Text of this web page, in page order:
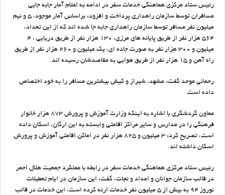
رئیس ستاد مرکزی هماهنگی خدمات سفر در ادامه به اعلام آمار جابه جایی
مسافران توسط سازمان راهداری پرداخت و افزود: براساس آمار موجود، ۵ و نیم
میلیون نفر مسافر توسط سازمان راهداری جابه جا شده اند که از این تعداد،
۵۶۴ هزار نفر از طریق پایانه های مرزی، ۱۳۰ هزار نفر از طریق دریایی ، ۴
میلیون و ۳۰۰ هزار نفر به صورت جاده ای، یک میلیون و ۲۶۰ هزار نفر از طریق
راه آهن و ۱۵ هزار نفر از طریق هوایی به مقاصدشان رسیده اند.
رحمانی موحد گفت: مشهد، شیراز و کیش بیشترین مسافر را به خود اختصاص
داده است.
معاون گردشگری با اشاره به اینکه وزارت آموزش و پرورش ۸۷۳ هزار خانوار
فرهنگی را در مدارس و سایر مراکز اقامتی وابسته به این ارگان، اسکان داده
است، تصریح کرد: ۳ میلیون و ۸۲۵ هزار نفر در اماکن اقامتی آموزش و پرورش
اسکان داشته اند.
رئیس ستاد مرکزی هماهنگی خدمات سفر در رابطه با عملکرد جمعیت هلال احمر
در قالب سازمان جوانان و امداد و نجات، گفت: این سازمان در ایام تعطیلات
نوروز ۹۴ به بیش از ۵ میلیون نفر خدمات ارئه کرده است، این خدمات در قالب